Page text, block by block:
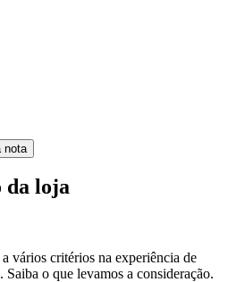
nota
da loja
vários critérios na experiência de
o que levamos a consideração.